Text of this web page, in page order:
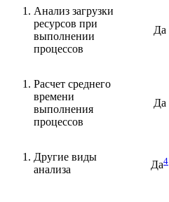
Анализ загрузки
ресурсов при
выполнении
процессов
Да
Расчет среднего
времени
выполнения
процессов
Да
Другие виды
анализа
Да4